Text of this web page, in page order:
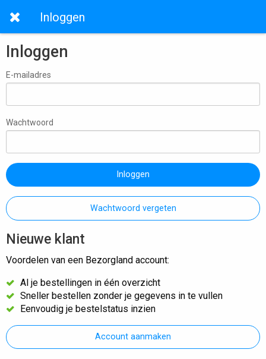
Inloggen
Inloggen
E-mailadres
Wachtwoord
Inloggen
Wachtwoord vergeten
Nieuwe klant
Voordelen van een Bezorgland account:
Al je bestellingen in één overzicht
Sneller bestellen zonder je gegevens in te vullen
Eenvoudig je bestelstatus inzien
Account aanmaken